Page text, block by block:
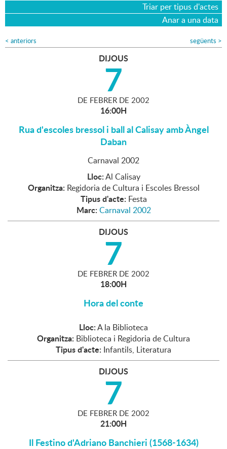
Triar per tipus d'actes
Anar a una data
< anteriors següents >
DIJOUS
7
DE FEBRER DE 2002
16:00H
Rua d'escoles bressol i ball al Calisay amb Àngel
Daban
Carnaval 2002
Lloc:Al Calisay
Organitza: Regidoria de Cultura i Escoles Bressol
Tipus d'acte: Festa
Marc: Carnaval 2002
DIJOUS
7
DE FEBRER DE 2002
18:00H
Hora del conte
Lloc:A la Biblioteca
Organitza: Biblioteca i Regidoria de Cultura
Tipus d'acte: Infantils, Literatura
DIJOUS
7
DE FEBRER DE 2002
21:00H
Il Festino d'Adriano Banchieri (1568-1634)